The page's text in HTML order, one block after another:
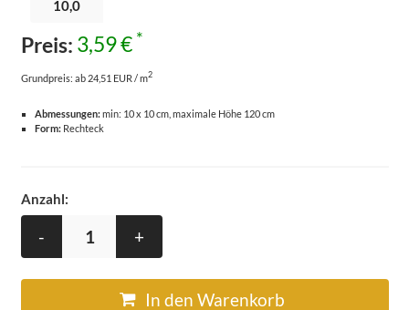
Preis: 3,59 € *
Grundpreis: ab 24,51 EUR / m2
Abmessungen:min: 10 x 10 cm, maximale Höhe 120 cm
Form:Rechteck
Anzahl:
- +
In den Warenkorb